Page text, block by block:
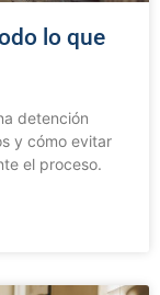
lo que
detención
y cómo evitar
el proceso.